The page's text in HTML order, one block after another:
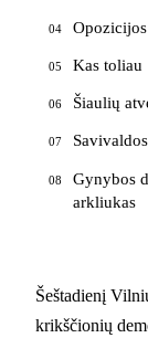
04
05 Kas toliau
06 Šiaulių
07
08
Gynybos
arkliukas
Šeštadienį
krikščionių